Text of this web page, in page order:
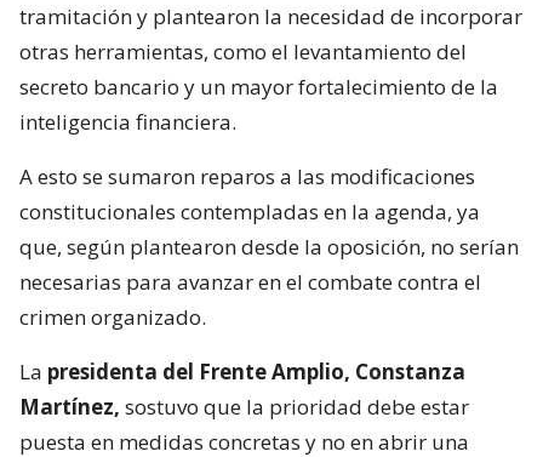
tramitación y plantearon la necesidad de incorporar
otras herramientas, como el levantamiento del
secreto bancario y un mayor fortalecimiento de la
inteligencia financiera.
A esto se sumaron reparos a las modificaciones
constitucionales contempladas en la agenda, ya
que, según plantearon desde la oposición, no serían
necesarias para avanzar en el combate contra el
crimen organizado.
La presidenta del Frente Amplio, Constanza
Martínez, sostuvo que la prioridad debe estar
puesta en medidas concretas y no en abrir una